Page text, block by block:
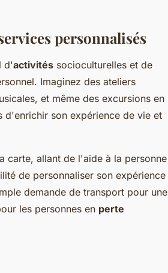
personnalisés
d'activités socioculturelles et de
Imaginez des ateliers
et même des excursions en
d'enrichir son expérience de vie et
carte, allant de l'aide à la personne
de personnaliser son expérience
demande de transport pour une
les personnes en perte